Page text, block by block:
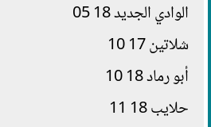
الوادي الجديد 18 05
شلاتين 17 10
أبو رماد 18 10
حلايب 18 11